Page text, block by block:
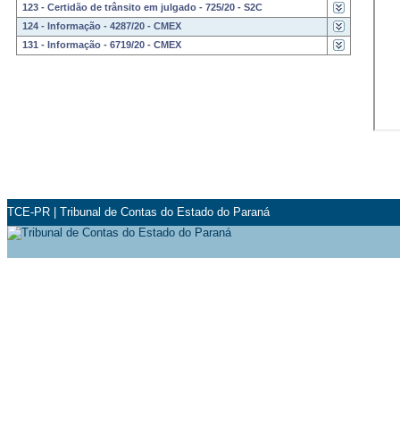
123 - Certidão de trânsito em julgado - 725/20 - S2C
124 - Informação - 4287/20 - CMEX
131 - Informação - 6719/20 - CMEX
TCE-PR Tribunal de Contas do Estado do Paraná